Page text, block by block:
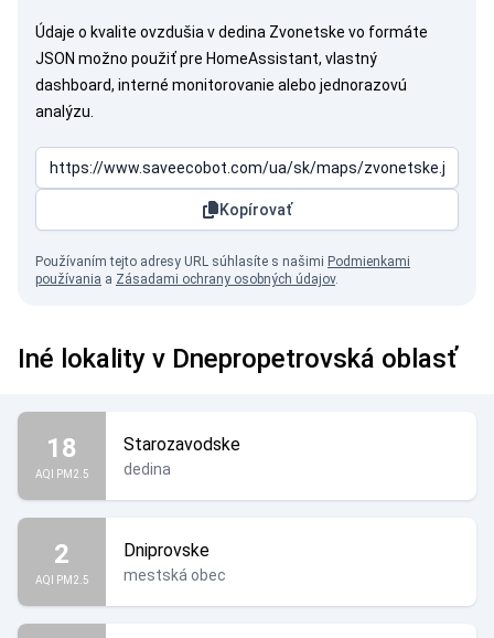
Údaje o kvalite ovzdušia v dedina Zvonetske vo formáte
JSON možno použiť pre HomeAssistant, vlastný
dashboard, interné monitorovanie alebo jednorazovú
analýzu.
Kopírovať
Používaním tejto adresy URL súhlasíte s našimi Podmienkami
používania a Zásadami ochrany osobných údajov.
Iné lokality v Dnepropetrovská oblasť
18
AQI PM2.5
Starozavodske
dedina
2
AQI PM2.5
Dniprovske
mestská obec